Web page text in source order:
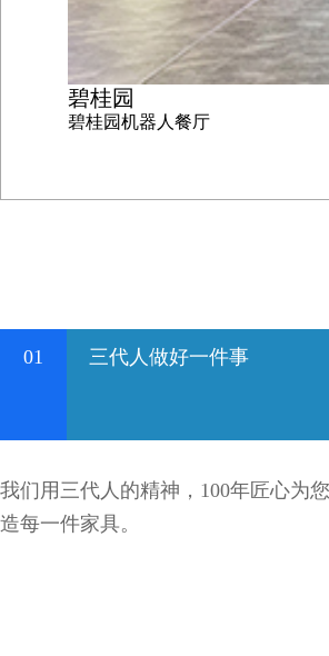
碧桂园
碧桂园机器人餐厅
01 三代人做好一件事
我们用三代人的精神，100年匠心为
造每一件家具。